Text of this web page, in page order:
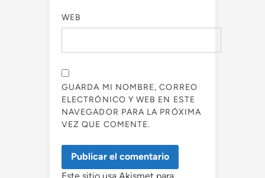
WEB
GUARDA MI NOMBRE, CORREO
ELECTRÓNICO Y WEB EN ESTE
NAVEGADOR PARA LA PRÓXIMA
VEZ QUE COMENTE.